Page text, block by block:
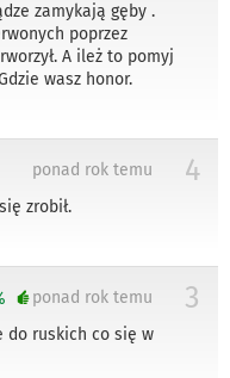
zamykają gęby .
poprzez
A ileż to pomyj
wasz honor.
4
ponad rok temu
zrobił.
3
ponad rok temu
do ruskich co się w